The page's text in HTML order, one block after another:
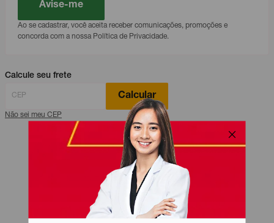
Avise-me
Ao se cadastrar, você aceita receber comunicações, promoções e
concorda com a nossa Política de Privacidade.
Calcule seu frete
Calcular
Não sei meu CEP